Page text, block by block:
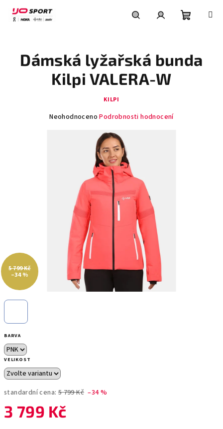
obsah
košík
BARVA
VELIKOST
standardní cena: 5 799 Kč –34 %
3 799 Kč
Dámská lyžařská bunda
Kilpi VALERA-W
KILPI
Průměrné
hvězdiček.
Neohodnoceno Podrobnosti hodnocení
5 799 Kč
–34 %